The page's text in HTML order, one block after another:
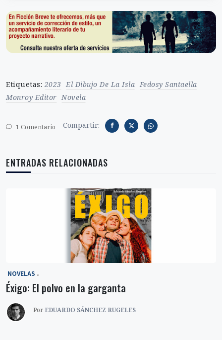
Etiquetas: 2023 El Dibujo De La Isla Fedosy Santaella
Monroy Editor Novela
1 Comentario Compartir:
ENTRADAS RELACIONADAS
‎ NOVELAS
Éxigo: El polvo en la garganta
Por EDUARDO SÁNCHEZ RUGELES